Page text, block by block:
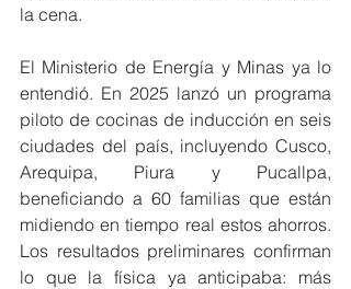
la cena.
El Ministerio de Energía y Minas ya lo
entendió. En 2025 lanzó un programa
piloto de cocinas de inducción en seis
ciudades del país, incluyendo Cusco,
Arequipa, Piura y Pucallpa,
beneficiando a 60 familias que están
midiendo en tiempo real estos ahorros.
Los resultados preliminares confirman
lo que la física ya anticipaba: más